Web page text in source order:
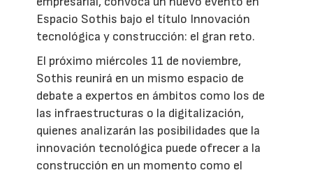
Espacio Sothis bajo el título Innovación
tecnológica y construcción: el gran reto.
El próximo miércoles 11 de noviembre,
Sothis reunirá en un mismo espacio de
debate a expertos en ámbitos como los de
las infraestructuras o la digitalización,
quienes analizarán las posibilidades que la
innovación tecnológica puede ofrecer a la
construcción en un momento como el